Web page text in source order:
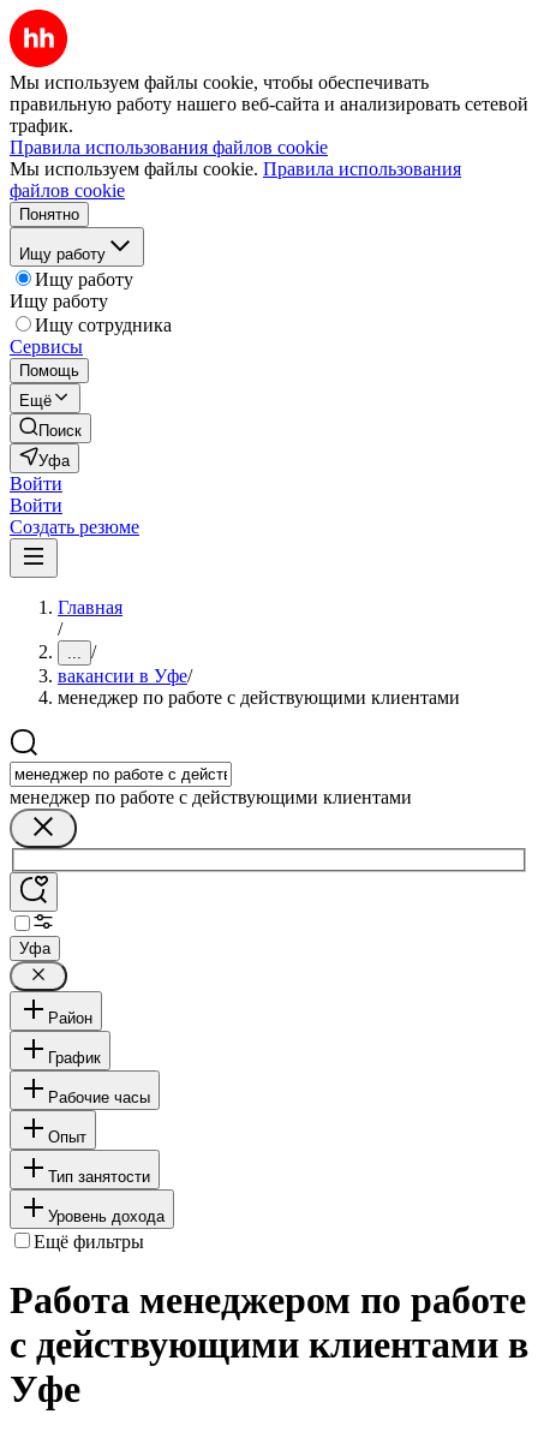
Мы используем файлы cookie, чтобы обеспечивать
правильную работу нашего веб-сайта и анализировать сетевой
трафик.
Правила использования файлов cookie
Мы используем файлы cookie. Правила использования
файлов cookie
Понятно
Ищу работу
Ищу работу
Ищу работу
Ищу сотрудника
Сервисы
Помощь
Ещё
Поиск
Уфа
Войти
Войти
Создать резюме
Главная
/
... /
вакансии в Уфе/
менеджер по работе с действующими клиентами
менеджер по работе с действующими клиентами
Уфа
Район
График
Рабочие часы
Опыт
Тип занятости
Уровень дохода
Ещё фильтры
Работа менеджером по работе
с действующими клиентами в
Уфе